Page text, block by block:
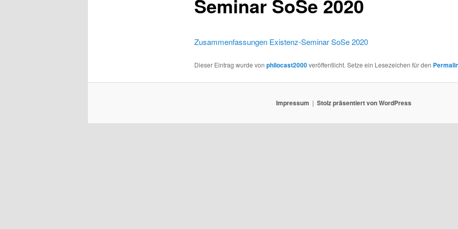
Seminar SoSe 2020
Zusammenfassungen Existenz-Seminar SoSe 2020
Dieser Eintrag wurde von philocast2000veröffentlicht. Setze ein Lesezeichen für den
Impressum Stolz präsentiert von WordPress